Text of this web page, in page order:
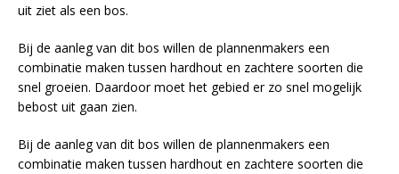
uit ziet als een bos.
Bij de aanleg van dit bos willen de plannenmakers een
combinatie maken tussen hardhout en zachtere soorten die
snel groeien. Daardoor moet het gebied er zo snel mogelijk
bebost uit gaan zien.
Bij de aanleg van dit bos willen de plannenmakers een
combinatie maken tussen hardhout en zachtere soorten die